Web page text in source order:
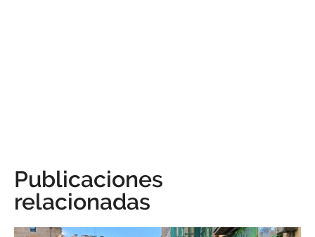
Publicaciones
relacionadas